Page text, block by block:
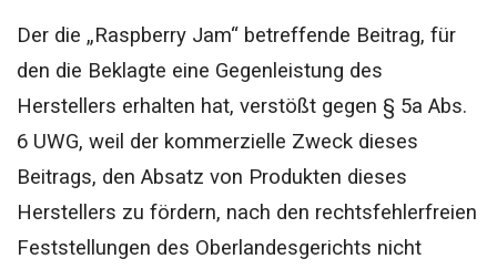
Der die „Raspberry Jam“ betreffende Beitrag, für
den die Beklagte eine Gegenleistung des
Herstellers erhalten hat, verstößt gegen § 5a Abs.
6 UWG, weil der kommerzielle Zweck dieses
Beitrags, den Absatz von Produkten dieses
Herstellers zu fördern, nach den rechtsfehlerfreien
Feststellungen des Oberlandesgerichts nicht